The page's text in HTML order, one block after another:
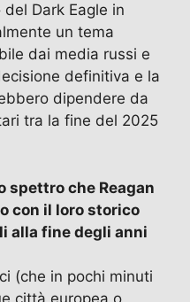
del Dark Eagle in
un tema
dai media russi e
definitiva e la
dipendere da
tra la fine del 2025
spettro che Reagan
con il loro storico
alla fine degli anni
(che in pochi minuti
città europea o